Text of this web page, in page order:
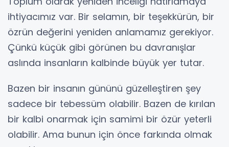
ihtiyacımız var. Bir selamın, bir teşekkürün, bir
özrün değerini yeniden anlamamız gerekiyor.
Çünkü küçük gibi görünen bu davranışlar
aslında insanların kalbinde büyük yer tutar.
Bazen bir insanın gününü güzelleştiren şey
sadece bir tebessüm olabilir. Bazen de kırılan
bir kalbi onarmak için samimi bir özür yeterli
olabilir. Ama bunun için önce farkında olmak